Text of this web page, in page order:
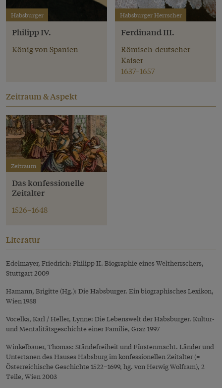
Habsburger
Philipp IV.
König von Spanien
Habsburger Herrscher
Ferdinand III.
Römisch-deutscher
Kaiser
1637–1657
Zeitraum & Aspekt
Zeitraum
Das konfessionelle
Zeitalter
1526–1648
Literatur
Edelmayer, Friedrich: Philipp II. Biographie eines Weltherrschers,
Stuttgart 2009
Hamann, Brigitte (Hg.): Die Habsburger. Ein biographisches Lexikon,
Wien 1988
Vocelka, Karl / Heller, Lynne: Die Lebenswelt der Habsburger. Kultur-
und Mentalitätsgeschichte einer Familie, Graz 1997
Winkelbauer, Thomas: Ständefreiheit und Fürstenmacht. Länder und
Untertanen des Hauses Habsburg im konfessionellen Zeitalter (=
Österreichische Geschichte 1522–1699, hg. von Herwig Wolfram), 2
Teile, Wien 2003